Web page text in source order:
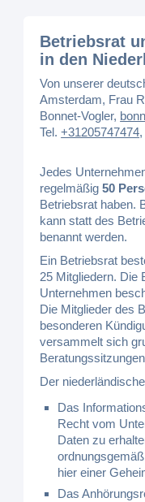
Betriebsrat
in den
Von unserer
Amsterdam, Frau
Bonnet-Vogler,
Tel.+31205747474
Jedes
regelmäßig50
Betriebsrat haben.
kann statt des
benannt werden.
Ein Betriebsrat
25 Mitgliedern. Die
Unternehmen
Die Mitglieder des
besonderen
versammelt sich
Der
Das
Recht vom
Daten zu
hier einer
Das